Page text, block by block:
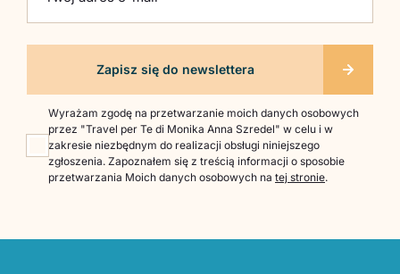
Wyrażam zgodę na przetwarzanie moich danych osobowych
przez "Travel per Te di Monika Anna Szredel" w celu i w
zakresie niezbędnym do realizacji obsługi niniejszego
zgłoszenia. Zapoznałem się z treścią informacji o sposobie
przetwarzania Moich danych osobowych na tej stronie.